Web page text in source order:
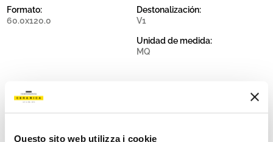
Questo sito web utilizza i cookie
Formato:
60.0x120.0
Destonalización:
V1
Unidad de medida:
MQ